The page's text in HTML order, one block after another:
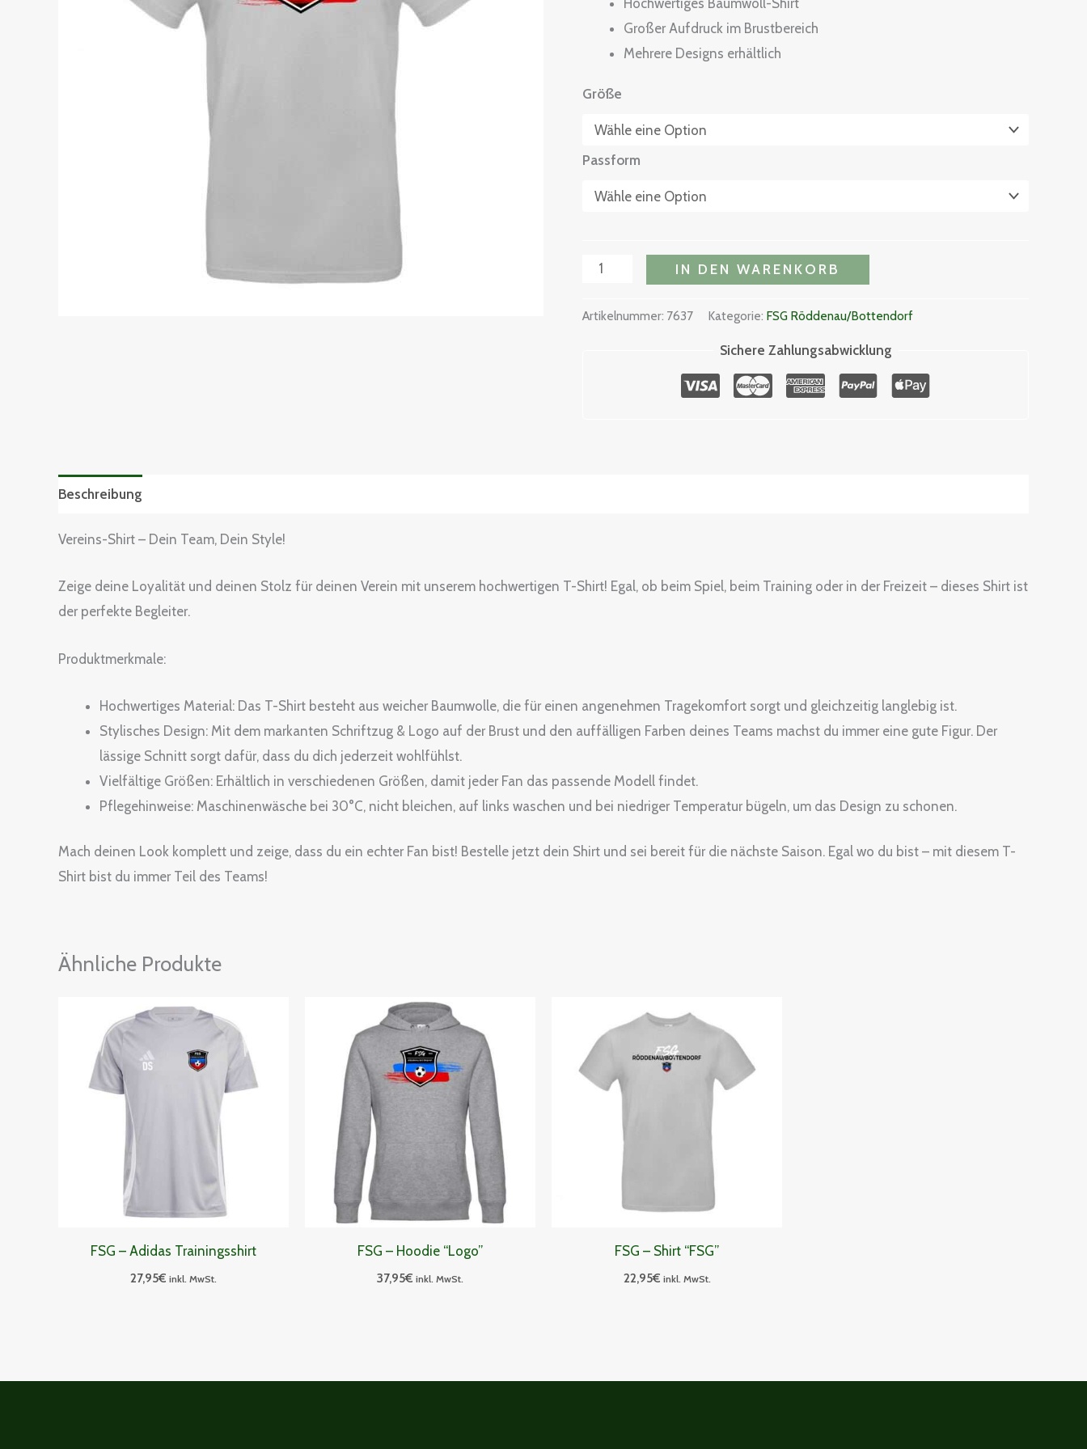
Großer Aufdruck im Brustbereich
Mehrere Designs erhältlich
Größe
Passform
IN DEN WARENKORB
Artikelnummer: 7637 Kategorie: FSG Röddenau/Bottendorf
Sichere Zahlungsabwicklung
Beschreibung
Vereins-Shirt – Dein Team, Dein Style!
Zeige deine Loyalität und deinen Stolz für deinen Verein mit unserem hochwertigen T-Shirt! Egal, ob beim Spiel, beim Training oder in der Freizeit – dieses Shirt ist
der perfekte Begleiter.
Produktmerkmale:
Hochwertiges Material: Das T-Shirt besteht aus weicher Baumwolle, die für einen angenehmen Tragekomfort sorgt und gleichzeitig langlebig ist.
Stylisches Design: Mit dem markanten Schriftzug & Logo auf der Brust und den auffälligen Farben deines Teams machst du immer eine gute Figur. Der
lässige Schnitt sorgt dafür, dass du dich jederzeit wohlfühlst.
Vielfältige Größen: Erhältlich in verschiedenen Größen, damit jeder Fan das passende Modell findet.
Pflegehinweise: Maschinenwäsche bei 30°C, nicht bleichen, auf links waschen und bei niedriger Temperatur bügeln, um das Design zu schonen.
Mach deinen Look komplett und zeige, dass du ein echter Fan bist! Bestelle jetzt dein Shirt und sei bereit für die nächste Saison. Egal wo du bist – mit diesem T-
Shirt bist du immer Teil des Teams!
Ähnliche Produkte
FSG – Adidas Trainingsshirt
27,95€ inkl. MwSt.
FSG – Hoodie “Logo”
37,95€ inkl. MwSt.
FSG – Shirt “FSG”
22,95€ inkl. MwSt.